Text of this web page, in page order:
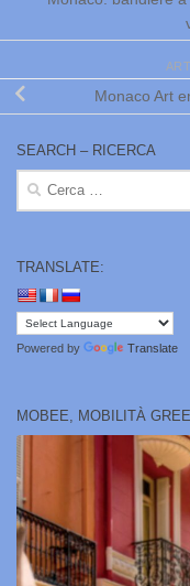
Monaco Art
SEARCH – RICERCA
Ricerca
TRANSLATE:
Powered by Translate
MOBEE, MOBILITÀ